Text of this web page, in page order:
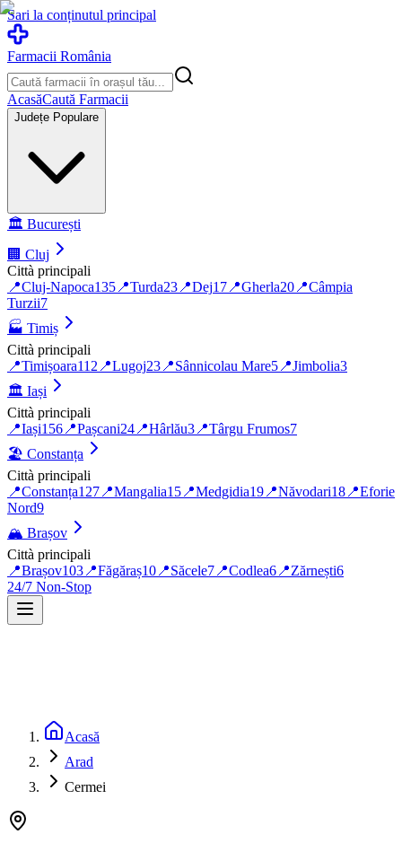
Sari la conținutul principal
Farmacii România
AcasăCaută Farmacii
Județe Populare
🏛️ București
🏢 Cluj
Città principali
📍Cluj-Napoca135 📍Turda23 📍Dej17 📍Gherla20 📍Câmpia
Turzii7
🏭 Timiș
Città principali
📍Timișoara112 📍Lugoj23 📍Sânnicolau Mare5 📍Jimbolia3
🏛️ Iași
Città principali
📍Iași156 📍Pașcani24 📍Hârlău3 📍Târgu Frumos7
🏖️ Constanța
Città principali
📍Constanța127 📍Mangalia15 📍Medgidia19 📍Năvodari18 📍Eforie
Nord9
🏔️ Brașov
Città principali
📍Brașov103 📍Făgăraș10 📍Săcele7 📍Codlea6 📍Zărnești6
24/7 Non-Stop
Acasă
Arad
Cermei